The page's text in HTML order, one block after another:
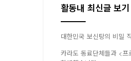
활동내 최신글 보기
대한민국 보신탕의 비밀
카라도 동료단체들과 <프